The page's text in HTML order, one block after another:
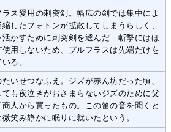
ラス愛用の刺突剣。幅広の剣では集中によ
縮したフォトンが拡散してしまうらしく、
活かすために刺突剣を選んだ 斬撃にはほ
使用しないため、プルフラスは先端だけを
る。
たいせつなふえ。ジズが赤ん坊だった頃、
ても夜泣きがおさまらないジズのために父
商人から買ったもの。この笛の音を聞くと
微笑み静かに眠りに就いたという。